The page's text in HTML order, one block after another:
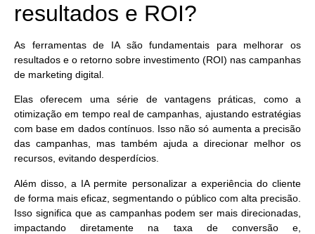
resultados e ROI?
As ferramentas de IA são fundamentais para melhorar os
resultados e o retorno sobre investimento (ROI) nas campanhas
de marketing digital.
Elas oferecem uma série de vantagens práticas, como a
otimização em tempo real de campanhas, ajustando estratégias
com base em dados contínuos. Isso não só aumenta a precisão
das campanhas, mas também ajuda a direcionar melhor os
recursos, evitando desperdícios.
Além disso, a IA permite personalizar a experiência do cliente
de forma mais eficaz, segmentando o público com alta precisão.
Isso significa que as campanhas podem ser mais direcionadas,
impactando diretamente na taxa de conversão e,